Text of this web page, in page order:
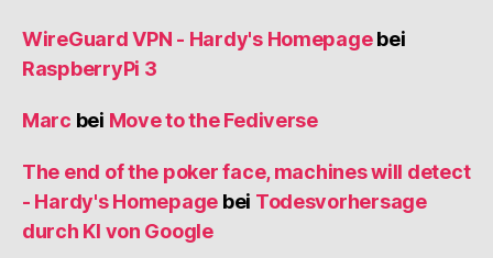
WireGuard VPN - Hardy's Homepagebei
RaspberryPi 3
Marc bei Move to the Fediverse
The end of the poker face, machines will detect
- Hardy's Homepage bei Todesvorhersage
durch KI von Google